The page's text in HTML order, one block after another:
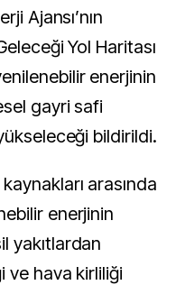
Ajansı’nın
Yol Haritası
enerjinin
gayri safi
bildirildi.
arasında
enerjinin
yakıtlardan
ve hava kirliliği